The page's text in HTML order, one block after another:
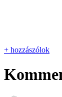
+ hozzászólok